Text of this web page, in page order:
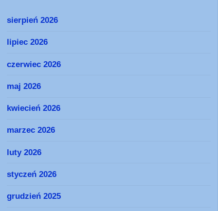
sierpień 2026
lipiec 2026
czerwiec 2026
maj 2026
kwiecień 2026
marzec 2026
luty 2026
styczeń 2026
grudzień 2025